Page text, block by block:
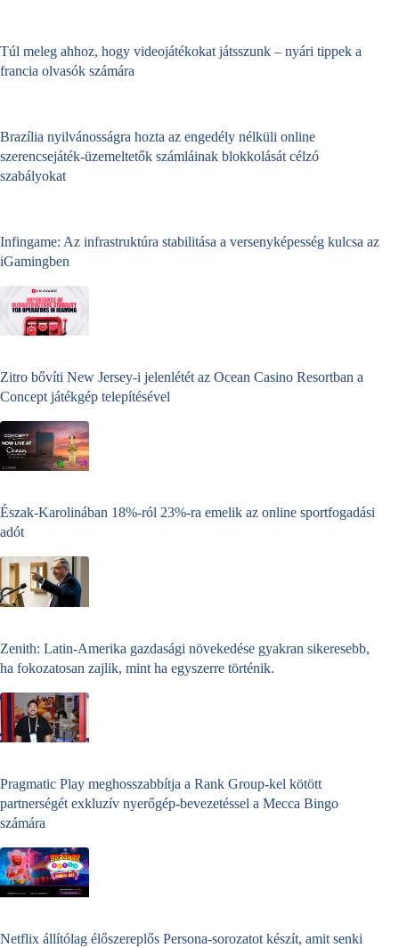
Túl meleg ahhoz, hogy videojátékokat játsszunk – nyári tippek a
francia olvasók számára
Brazília nyilvánosságra hozta az engedély nélküli online
szerencsejáték‑üzemeltetők számláinak blokkolását célzó
szabályokat
Infingame: Az infrastruktúra stabilitása a versenyképesség kulcsa az
iGamingben
Zitro bővíti New Jersey-i jelenlétét az Ocean Casino Resortban a
Concept játékgép telepítésével
Észak-Karolinában 18%-ról 23%-ra emelik az online sportfogadási
adót
Zenith: Latin-Amerika gazdasági növekedése gyakran sikeresebb,
ha fokozatosan zajlik, mint ha egyszerre történik.
Pragmatic Play meghosszabbítja a Rank Group-kel kötött
partnerségét exkluzív nyerőgép-bevezetéssel a Mecca Bingo
számára
Netflix állítólag élőszereplős Persona-sorozatot készít, amit senki